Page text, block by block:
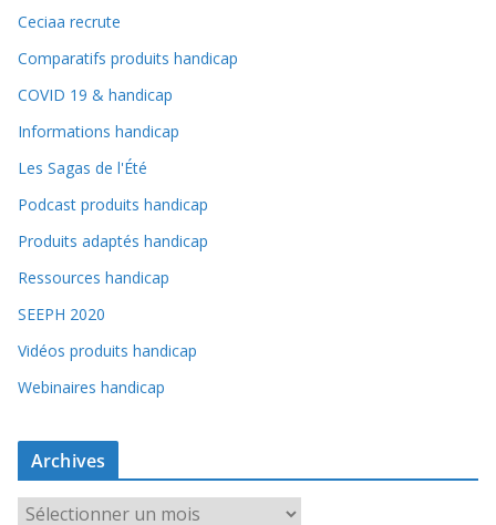
Ceciaa recrute
Comparatifs produits handicap
COVID 19 & handicap
Informations handicap
Les Sagas de l'Été
Podcast produits handicap
Produits adaptés handicap
Ressources handicap
SEEPH 2020
Vidéos produits handicap
Webinaires handicap
Archives